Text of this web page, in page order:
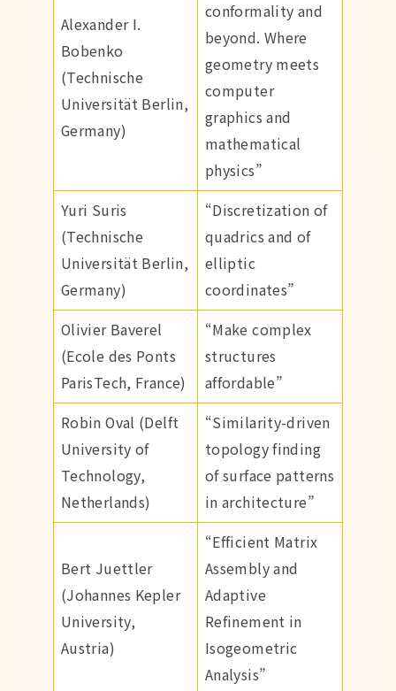
Alexander I.
Bobenko
(Technische
Universität Berlin,
Germany)
conformality and
beyond. Where
geometry meets
computer
graphics and
mathematical
physics”
Yuri Suris
(Technische
Universität Berlin,
Germany)
“Discretization of
quadrics and of
elliptic
coordinates”
Olivier Baverel
(Ecole des Ponts
ParisTech, France)
“Make complex
structures
affordable”
Robin Oval (Delft
University of
Technology,
Netherlands)
“Similarity-driven
topology finding
of surface patterns
in architecture”
Bert Juettler
(Johannes Kepler
University,
Austria)
“Efficient Matrix
Assembly and
Adaptive
Refinement in
Isogeometric
Analysis”